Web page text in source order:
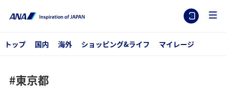
トップ 国内 海外 ショッピング&ライフ マイレージ
#東京都